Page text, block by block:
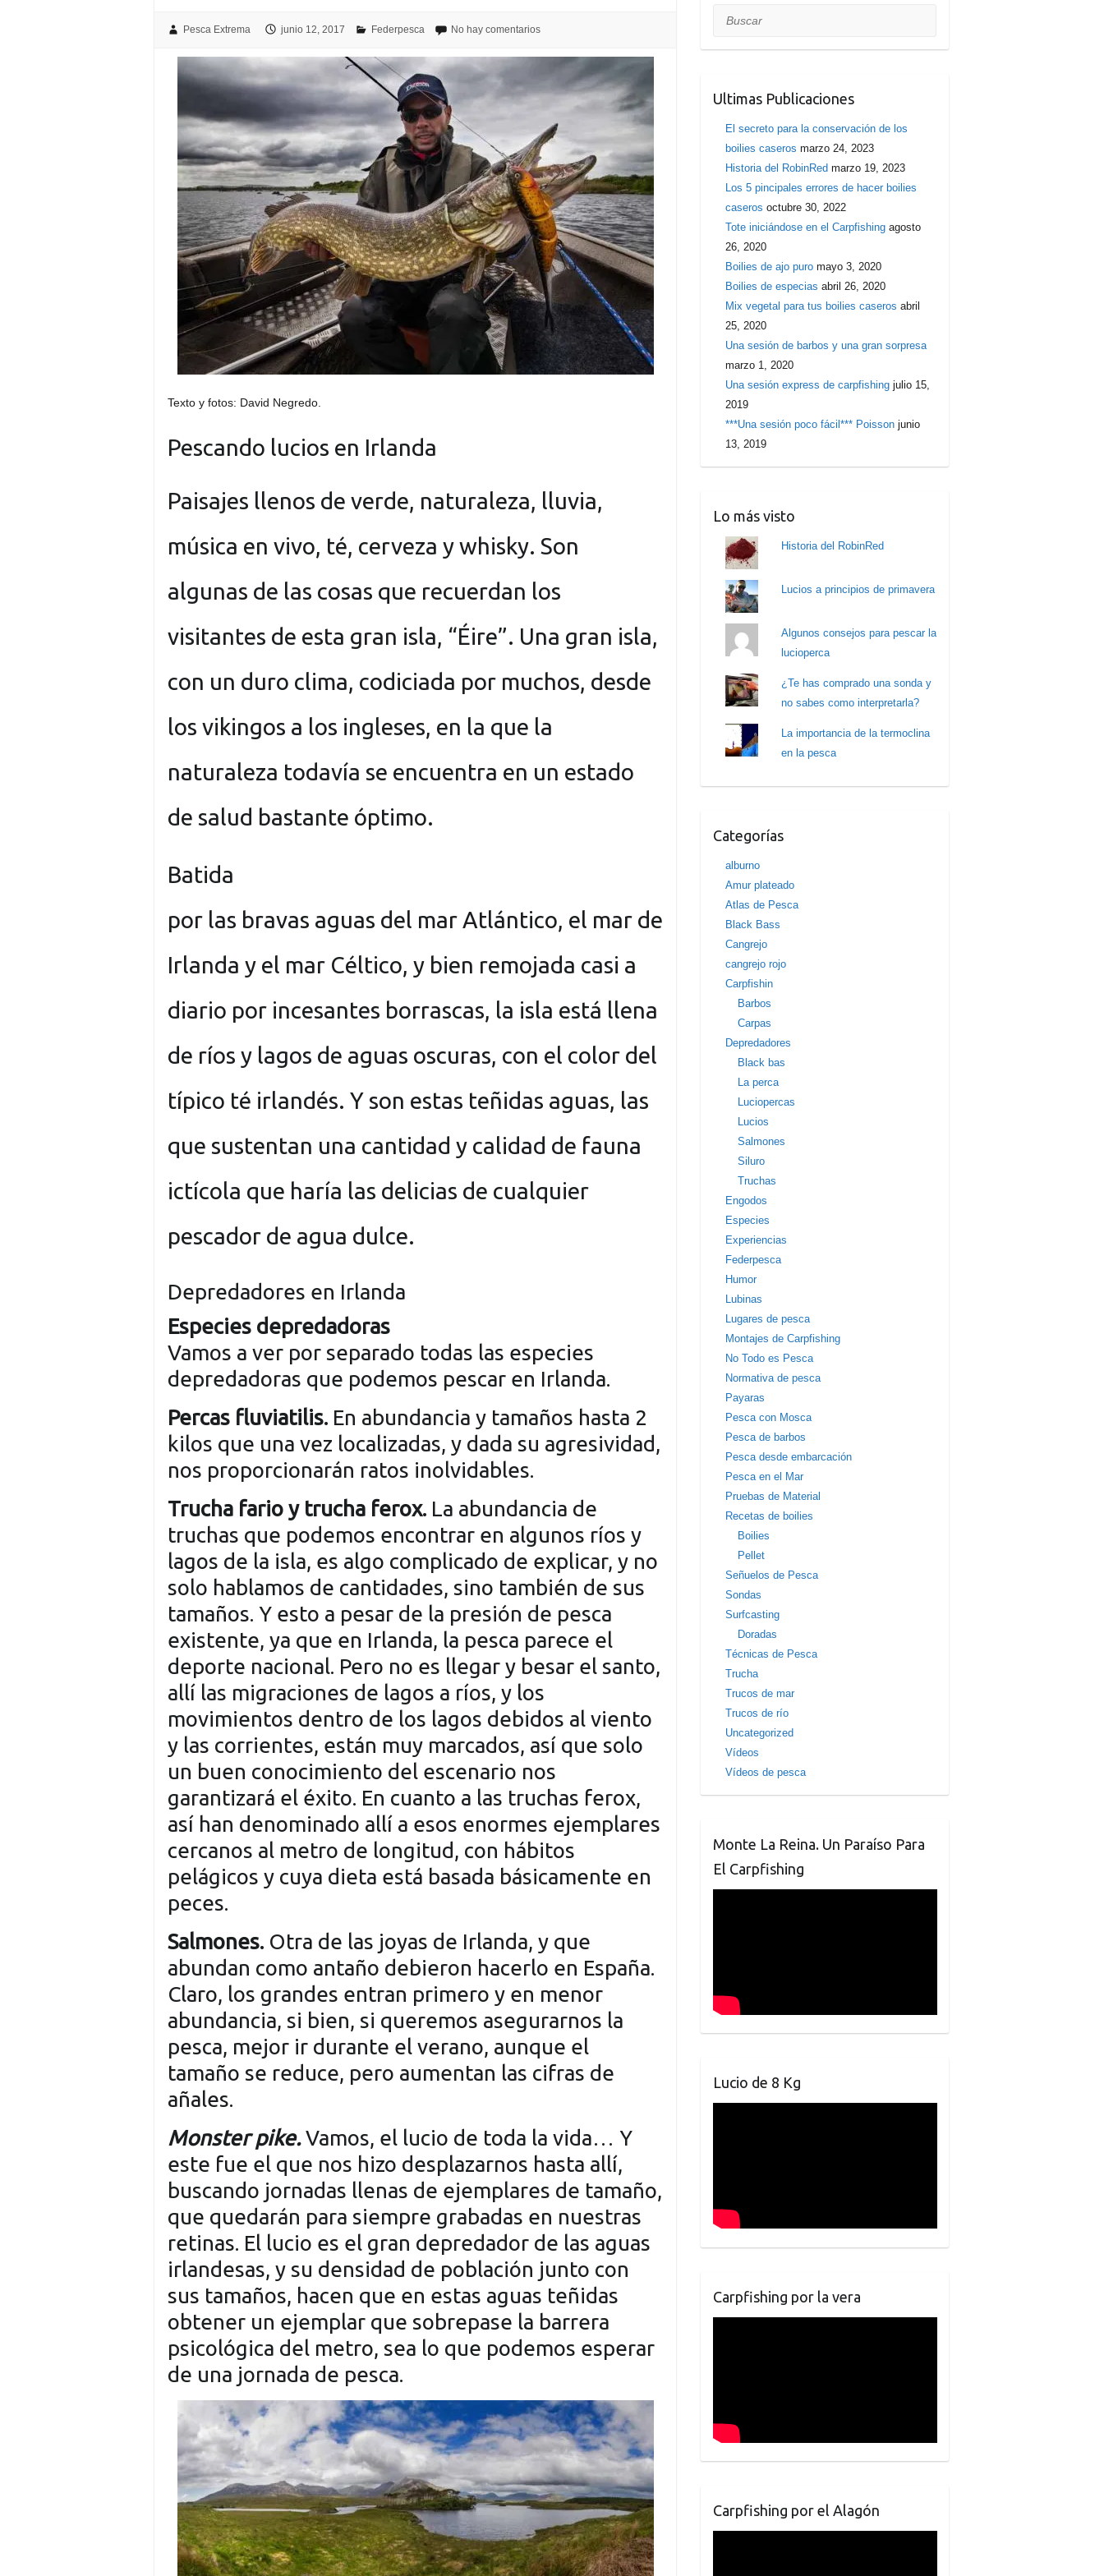
Pesca Extrema junio 12, 2017 Federpesca No hay comentarios
Texto y fotos: David Negredo.
Pescando lucios en Irlanda
Paisajes llenos de verde, naturaleza, lluvia,
música en vivo, té, cerveza y whisky. Son
algunas de las cosas que recuerdan los
visitantes de esta gran isla, “Éire”. Una gran isla,
con un duro clima, codiciada por muchos, desde
los vikingos a los ingleses, en la que la
naturaleza todavía se encuentra en un estado
de salud bastante óptimo.
Batida
por las bravas aguas del mar Atlántico, el mar de
Irlanda y el mar Céltico, y bien remojada casi a
diario por incesantes borrascas, la isla está llena
de ríos y lagos de aguas oscuras, con el color del
típico té irlandés. Y son estas teñidas aguas, las
que sustentan una cantidad y calidad de fauna
ictícola que haría las delicias de cualquier
pescador de agua dulce.
Depredadores en Irlanda
Especies depredadoras
Vamos a ver por separado todas las especies
depredadoras que podemos pescar en Irlanda.
Percas fluviatilis. En abundancia y tamaños hasta 2
kilos que una vez localizadas, y dada su agresividad,
nos proporcionarán ratos inolvidables.
Trucha fario y trucha ferox. La abundancia de
truchas que podemos encontrar en algunos ríos y
lagos de la isla, es algo complicado de explicar, y no
solo hablamos de cantidades, sino también de sus
tamaños. Y esto a pesar de la presión de pesca
existente, ya que en Irlanda, la pesca parece el
deporte nacional. Pero no es llegar y besar el santo,
allí las migraciones de lagos a ríos, y los
movimientos dentro de los lagos debidos al viento
y las corrientes, están muy marcados, así que solo
un buen conocimiento del escenario nos
garantizará el éxito. En cuanto a las truchas ferox,
así han denominado allí a esos enormes ejemplares
cercanos al metro de longitud, con hábitos
pelágicos y cuya dieta está basada básicamente en
peces.
Salmones. Otra de las joyas de Irlanda, y que
abundan como antaño debieron hacerlo en España.
Claro, los grandes entran primero y en menor
abundancia, si bien, si queremos asegurarnos la
pesca, mejor ir durante el verano, aunque el
tamaño se reduce, pero aumentan las cifras de
añales.
Monster pike.Vamos, el lucio de toda la vida… Y
este fue el que nos hizo desplazarnos hasta allí,
buscando jornadas llenas de ejemplares de tamaño,
que quedarán para siempre grabadas en nuestras
retinas. El lucio es el gran depredador de las aguas
irlandesas, y su densidad de población junto con
sus tamaños, hacen que en estas aguas teñidas
obtener un ejemplar que sobrepase la barrera
psicológica del metro, sea lo que podemos esperar
de una jornada de pesca.
Buscar
Ultimas Publicaciones
El secreto para la conservación de los
boilies caseros marzo 24, 2023
Historia del RobinRed marzo 19, 2023
Los 5 pincipales errores de hacer boilies
caseros octubre 30, 2022
Tote iniciándose en el Carpfishing agosto
26, 2020
Boilies de ajo puro mayo 3, 2020
Boilies de especias abril 26, 2020
Mix vegetal para tus boilies caseros abril
25, 2020
Una sesión de barbos y una gran sorpresa
marzo 1, 2020
Una sesión express de carpfishing julio 15,
2019
***Una sesión poco fácil*** Poisson junio
13, 2019
Lo más visto
Historia del RobinRed
Lucios a principios de primavera
Algunos consejos para pescar la
lucioperca
¿Te has comprado una sonda y
no sabes como interpretarla?
La importancia de la termoclina
en la pesca
Categorías
alburno
Amur plateado
Atlas de Pesca
Black Bass
Cangrejo
cangrejo rojo
Carpfishin
Barbos
Carpas
Depredadores
Black bas
La perca
Luciopercas
Lucios
Salmones
Siluro
Truchas
Engodos
Especies
Experiencias
Federpesca
Humor
Lubinas
Lugares de pesca
Montajes de Carpfishing
No Todo es Pesca
Normativa de pesca
Payaras
Pesca con Mosca
Pesca de barbos
Pesca desde embarcación
Pesca en el Mar
Pruebas de Material
Recetas de boilies
Boilies
Pellet
Señuelos de Pesca
Sondas
Surfcasting
Doradas
Técnicas de Pesca
Trucha
Trucos de mar
Trucos de río
Uncategorized
Vídeos
Vídeos de pesca
Monte La Reina. Un Paraíso Para
El Carpfishing
Lucio de 8 Kg
Carpfishing por la vera
Carpfishing por el Alagón